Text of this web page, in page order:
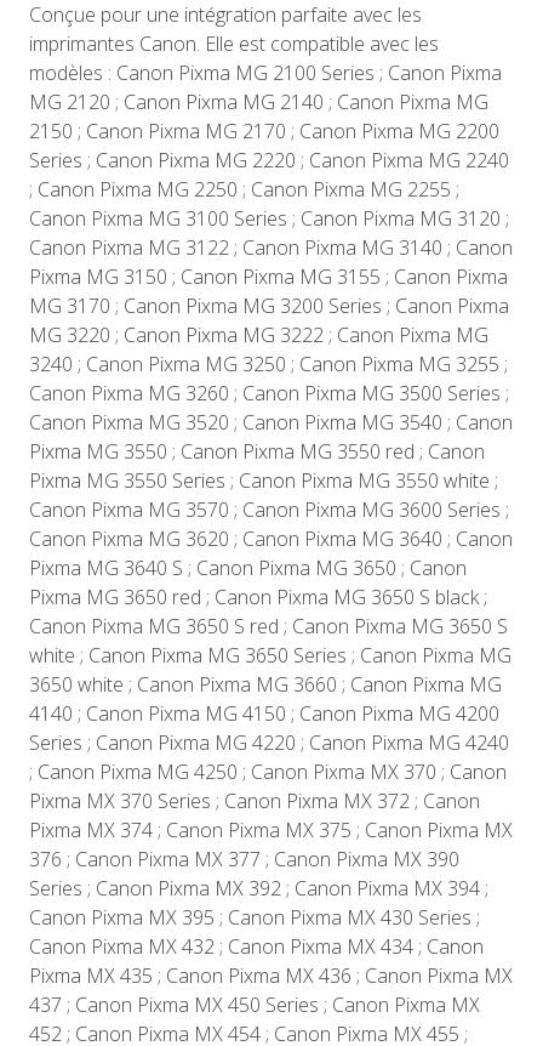
Conçue pour une intégration parfaite avec les
imprimantes Canon. Elle est compatible avec les
modèles : Canon Pixma MG 2100 Series ; Canon Pixma
MG 2120 ; Canon Pixma MG 2140 ; Canon Pixma MG
2150 ; Canon Pixma MG 2170 ; Canon Pixma MG 2200
Series ; Canon Pixma MG 2220 ; Canon Pixma MG 2240
; Canon Pixma MG 2250 ; Canon Pixma MG 2255 ;
Canon Pixma MG 3100 Series ; Canon Pixma MG 3120 ;
Canon Pixma MG 3122 ; Canon Pixma MG 3140 ; Canon
Pixma MG 3150 ; Canon Pixma MG 3155 ; Canon Pixma
MG 3170 ; Canon Pixma MG 3200 Series ; Canon Pixma
MG 3220 ; Canon Pixma MG 3222 ; Canon Pixma MG
3240 ; Canon Pixma MG 3250 ; Canon Pixma MG 3255 ;
Canon Pixma MG 3260 ; Canon Pixma MG 3500 Series ;
Canon Pixma MG 3520 ; Canon Pixma MG 3540 ; Canon
Pixma MG 3550 ; Canon Pixma MG 3550 red ; Canon
Pixma MG 3550 Series ; Canon Pixma MG 3550 white ;
Canon Pixma MG 3570 ; Canon Pixma MG 3600 Series ;
Canon Pixma MG 3620 ; Canon Pixma MG 3640 ; Canon
Pixma MG 3640 S ; Canon Pixma MG 3650 ; Canon
Pixma MG 3650 red ; Canon Pixma MG 3650 S black ;
Canon Pixma MG 3650 S red ; Canon Pixma MG 3650 S
white ; Canon Pixma MG 3650 Series ; Canon Pixma MG
3650 white ; Canon Pixma MG 3660 ; Canon Pixma MG
4140 ; Canon Pixma MG 4150 ; Canon Pixma MG 4200
Series ; Canon Pixma MG 4220 ; Canon Pixma MG 4240
; Canon Pixma MG 4250 ; Canon Pixma MX 370 ; Canon
Pixma MX 370 Series ; Canon Pixma MX 372 ; Canon
Pixma MX 374 ; Canon Pixma MX 375 ; Canon Pixma MX
376 ; Canon Pixma MX 377 ; Canon Pixma MX 390
Series ; Canon Pixma MX 392 ; Canon Pixma MX 394 ;
Canon Pixma MX 395 ; Canon Pixma MX 430 Series ;
Canon Pixma MX 432 ; Canon Pixma MX 434 ; Canon
Pixma MX 435 ; Canon Pixma MX 436 ; Canon Pixma MX
437 ; Canon Pixma MX 450 Series ; Canon Pixma MX
452 ; Canon Pixma MX 454 ; Canon Pixma MX 455 ;